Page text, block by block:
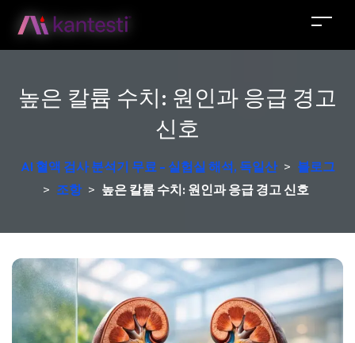
높은 칼륨 수치: 원인과 응급 경고
신호
AI 혈액 검사 분석기 무료 - 실험실 해석, 독일산 > 블로그
> 조항 > 높은 칼륨 수치: 원인과 응급 경고 신호